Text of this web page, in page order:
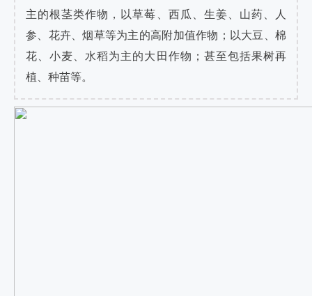
主的根茎类作物，以草莓、西瓜、生姜、山药、人
参、花卉、烟草等为主的高附加值作物；以大豆、棉
花、小麦、水稻为主的大田作物；甚至包括果树再
植、种苗等。